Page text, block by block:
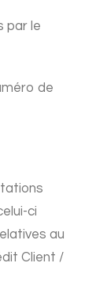
par le
de
ci
au
Client /